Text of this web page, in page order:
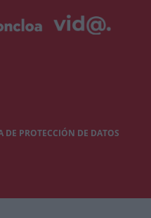
PROTECCIÓN DE DATOS